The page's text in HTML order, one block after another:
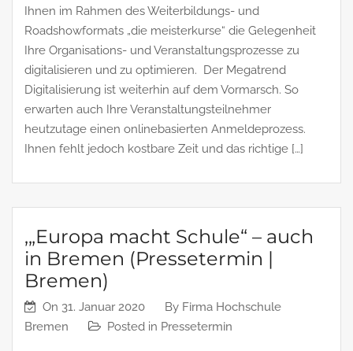
Ihnen im Rahmen des Weiterbildungs- und
Roadshowformats „die meisterkurse“ die Gelegenheit
Ihre Organisations- und Veranstaltungsprozesse zu
digitalisieren und zu optimieren. Der Megatrend
Digitalisierung ist weiterhin auf dem Vormarsch. So
erwarten auch Ihre Veranstaltungsteilnehmer
heutzutage einen onlinebasierten Anmeldeprozess.
Ihnen fehlt jedoch kostbare Zeit und das richtige […]
,„Europa macht Schule“ – auch
in Bremen (Pressetermin |
Bremen)
On 31. Januar 2020 By Firma Hochschule
Bremen
Posted in Pressetermin